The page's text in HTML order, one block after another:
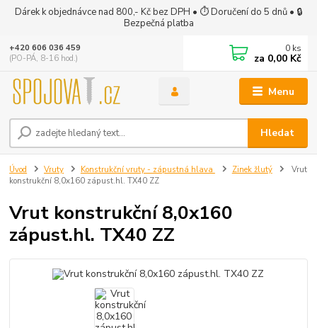
Dárek k objednávce nad 800,- Kč bez DPH • ⏱ Doručení do 5 dnů • 🔒
Bezpečná platba
Menu
Hledat
+420 606 036 459
(PO-PÁ, 8-16 hod.)
0 ks
za 0,00 Kč
Úvod Vruty Konstrukční vruty - zápustná hlava Zinek žlutý
Vrut
konstrukční 8,0x160 zápust.hl. TX40 ZZ
Vrut konstrukční 8,0x160
zápust.hl. TX40 ZZ